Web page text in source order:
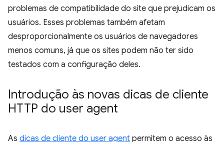
problemas de compatibilidade do site que prejudicam os
usuários. Esses problemas também afetam
desproporcionalmente os usuários de navegadores
menos comuns, já que os sites podem não ter sido
testados com a configuração deles.
Introdução às novas dicas de cliente
HTTP do user agent
As dicas de cliente do user agent permitem o acesso às